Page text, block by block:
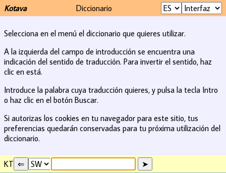
Kotava Diccionario
Selecciona en el menú el diccionario que quieres utilizar.
A la izquierda del campo de introducción se encuentra una
indicación del sentido de traducción. Para invertir el sentido, haz
clic en está.
Introduce la palabra cuya traducción quieres, y pulsa la tecla Intro
o haz clic en el botón Buscar.
Si autorizas los cookies en tu navegador para este sitio, tus
preferencias quedarán conservadas para tu próxima utilización del
diccionario.
KT